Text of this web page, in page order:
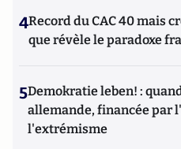
4Record du CAC 40 mais
que révèle le paradoxe
5Demokratie leben! :
allemande, financée par
l'extrémisme